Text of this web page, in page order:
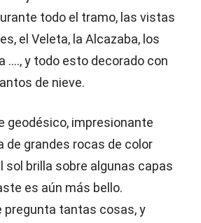
todo el tramo, las vistas
el Veleta, la Alcazaba, los
…., y todo esto decorado con
de nieve.
geodésico, impresionante
de grandes rocas de color
sol brilla sobre algunas capas
es aún más bello.
pregunta tantas cosas, y